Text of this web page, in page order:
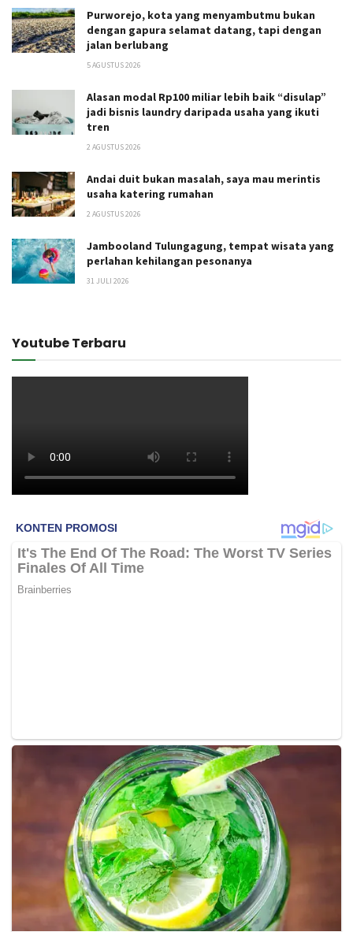
Purworejo, kota yang menyambutmu bukan
dengan gapura selamat datang, tapi dengan
jalan berlubang
5 AGUSTUS 2026
Alasan modal Rp100 miliar lebih baik “disulap”
jadi bisnis laundry daripada usaha yang ikuti
tren
2 AGUSTUS 2026
Andai duit bukan masalah, saya mau merintis
usaha katering rumahan
2 AGUSTUS 2026
Jambooland Tulungagung, tempat wisata yang
perlahan kehilangan pesonanya
31 JULI 2026
Youtube Terbaru